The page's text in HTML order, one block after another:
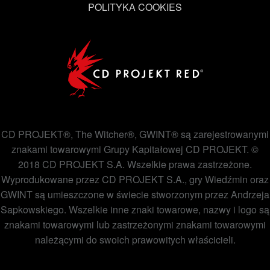
POLITYKA COOKIES
CD PROJEKT®, The Witcher®, GWINT® są zarejestrowanymi
znakami towarowymi Grupy Kapitałowej CD PROJEKT. ©
2018 CD PROJEKT S.A. Wszelkie prawa zastrzeżone.
Wyprodukowane przez CD PROJEKT S.A., gry Wiedźmin oraz
GWINT są umieszczone w świecie stworzonym przez Andrzeja
Sapkowskiego. Wszelkie inne znaki towarowe, nazwy i logo są
znakami towarowymi lub zastrzeżonymi znakami towarowymi
należącymi do swoich prawowitych właścicieli.